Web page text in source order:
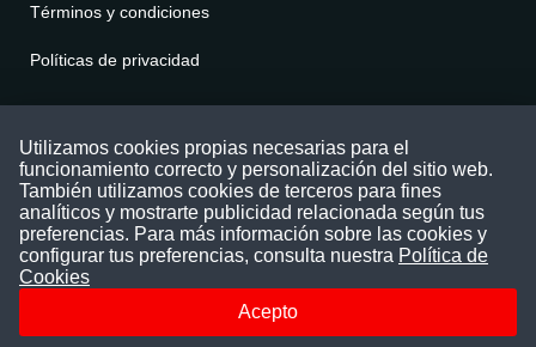
Términos y condiciones
Políticas de privacidad
Puede comunicarse con nosotros a través
nuestras redes sociales o del correo:
contacto@convocatoriasdetrabajo.com
Siguenos en:
Utilizamos cookies propias necesarias para el
funcionamiento correcto y personalización del sitio web.
También utilizamos cookies de terceros para fines
analíticos y mostrarte publicidad relacionada según tus
preferencias. Para más información sobre las cookies y
configurar tus preferencias, consulta nuestra Política de
Cookies
Acepto